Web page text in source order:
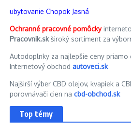
ubytovanie Chopok Jasná
Ochranné pracovné pomôcky
Pracovnik.skširoký sortiment za
Autodoplnky za najlepšie ceny priamo
Internetový obchod autoveci.sk
Najširší výber CBD olejov, kvapiek a
porovnávači cien na cbd-obchod.sk
Top témy